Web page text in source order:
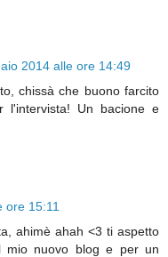
2014 alle ore 14:49
chissà che buono farcito
l'intervista! Un bacione e
ore 15:11
ahimè ahah <3 ti aspetto
mio nuovo blog e per un